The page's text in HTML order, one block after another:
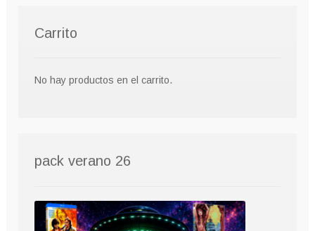
Carrito
No hay productos en el carrito.
pack verano 26